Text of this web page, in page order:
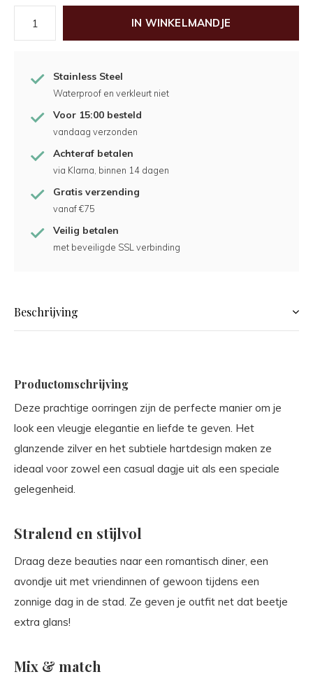
IN WINKELMANDJE
Stainless Steel
Waterproof en verkleurt niet
Voor 15:00 besteld
vandaag verzonden
Achteraf betalen
via Klarna, binnen 14 dagen
Gratis verzending
vanaf €75
Veilig betalen
met beveiligde SSL verbinding
Beschrijving
Productomschrijving
Deze prachtige oorringen zijn de perfecte manier om je
look een vleugje elegantie en liefde te geven. Het
glanzende zilver en het subtiele hartdesign maken ze
ideaal voor zowel een casual dagje uit als een speciale
gelegenheid.
Stralend en stijlvol
Draag deze beauties naar een romantisch diner, een
avondje uit met vriendinnen of gewoon tijdens een
zonnige dag in de stad. Ze geven je outfit net dat beetje
extra glans!
Mix & match